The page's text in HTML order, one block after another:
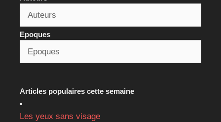
Epoques
Articles populaires cette semaine
Les yeux sans visage